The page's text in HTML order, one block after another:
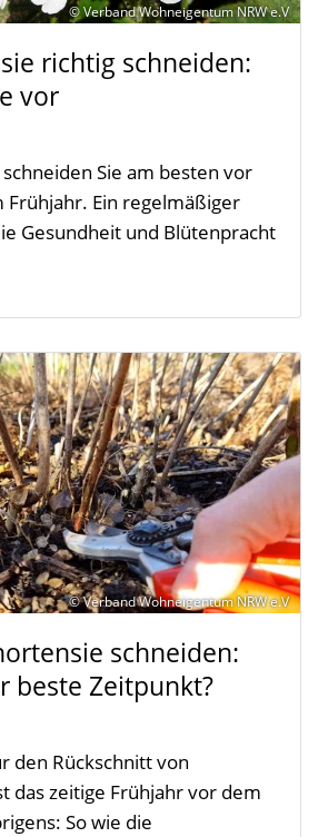
© Verband Wohneigentum NRW e.V
richtig schneiden:
vor
Sie am besten vor
Frühjahr. Ein regelmäßiger
Gesundheit und Blütenpracht
© Verband Wohneigentum NRW e.V
schneiden:
beste Zeitpunkt?
den Rückschnitt von
das zeitige Frühjahr vor dem
So wie die